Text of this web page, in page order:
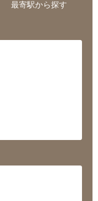
最寄駅から探す